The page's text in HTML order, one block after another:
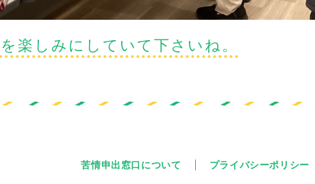
楽しみにしていて下さいね。
苦情申出窓口について プライバシーポリシー